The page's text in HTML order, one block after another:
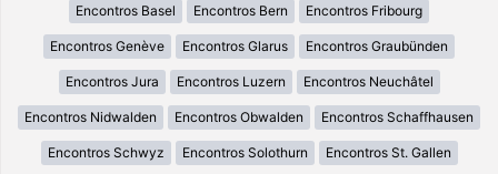
Encontros Basel Encontros Bern Encontros Fribourg
Encontros Genève Encontros Glarus Encontros Graubünden
Encontros Jura Encontros Luzern Encontros Neuchâtel
Encontros Nidwalden Encontros Obwalden Encontros Schaffhausen
Encontros Schwyz Encontros Solothurn Encontros St. Gallen